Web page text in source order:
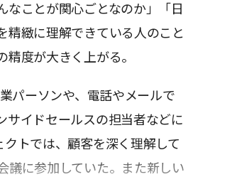
なことが関心ごとなのか」「日
精緻に理解できている人のこと
度が大きく上がる。
パーソンや、電話やメールで
サイドセールスの担当者などに
トでは、顧客を深く理解して
議に参加していた。また新しい